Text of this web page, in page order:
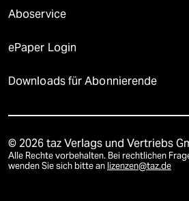
Aboservice
ePaper Login
Downloads für Abonnierende
© 2026 taz Verlags und Vertriebs
Alle Rechte vorbehalten. Bei rechtlichen
wenden Sie sich bitte an lizenzen@taz.de